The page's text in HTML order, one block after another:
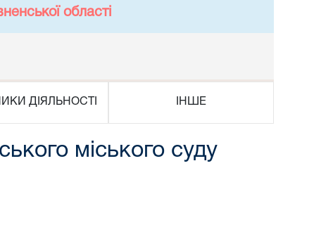
області
ДІЯЛЬНОСТІ ІНШЕ
міського суду